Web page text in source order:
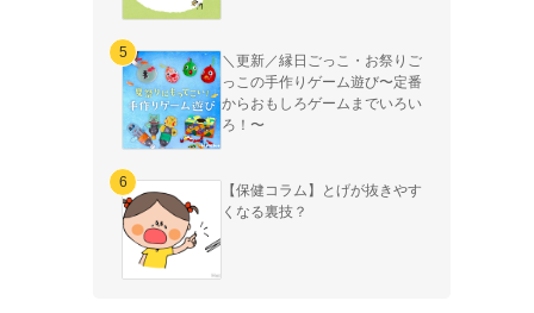
＼更新／縁日ごっこ・お祭りご
っこの手作りゲーム遊び〜定番
からおもしろゲームまでいろい
ろ！〜
【保健コラム】とげが抜きやす
くなる裏技？